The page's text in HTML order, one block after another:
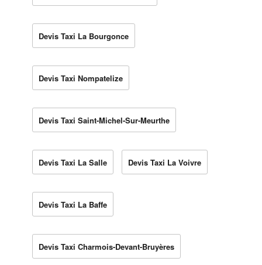
Devis Taxi La Bourgonce
Devis Taxi Nompatelize
Devis Taxi Saint-Michel-Sur-Meurthe
Devis Taxi La Salle Devis Taxi La Voivre
Devis Taxi La Baffe
Devis Taxi Charmois-Devant-Bruyères